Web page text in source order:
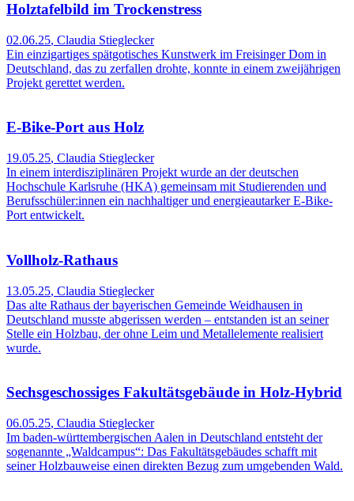
Holztafelbild im Trockenstress
02.06.25, Claudia Stieglecker
Ein einzigartiges spätgotisches Kunstwerk im Freisinger Dom in
Deutschland, das zu zerfallen drohte, konnte in einem zweijährigen
Projekt gerettet werden.
E-Bike-Port aus Holz
19.05.25, Claudia Stieglecker
In einem interdisziplinären Projekt wurde an der deutschen
Hochschule Karlsruhe (HKA) gemeinsam mit Studierenden und
Berufsschüler:innen ein nachhaltiger und energieautarker E-Bike-
Port entwickelt.
Vollholz-Rathaus
13.05.25, Claudia Stieglecker
Das alte Rathaus der bayerischen Gemeinde Weidhausen in
Deutschland musste abgerissen werden – entstanden ist an seiner
Stelle ein Holzbau, der ohne Leim und Metallelemente realisiert
wurde.
Sechsgeschossiges Fakultätsgebäude in Holz-Hybrid
06.05.25, Claudia Stieglecker
Im baden-württembergischen Aalen in Deutschland entsteht der
sogenannte „Waldcampus“: Das Fakultätsgebäudes schafft mit
seiner Holzbauweise einen direkten Bezug zum umgebenden Wald.